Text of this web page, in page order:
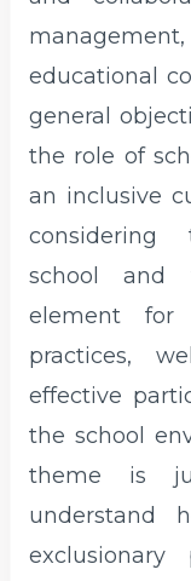
educational
general
the role of
an inclusive
considering
school and
element for
practices,
effective
the school
theme is
understand